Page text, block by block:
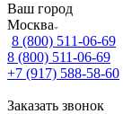
Ваш город
Москва
8 (800) 511-06-69
8 (800) 511-06-69
+7 (917) 588-58-60
Заказать звонок